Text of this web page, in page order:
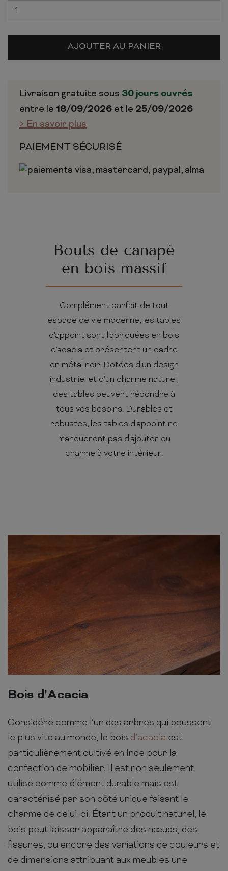
AJOUTER AU PANIER
Livraison gratuite sous 30 jours ouvrés
entre le 18/09/2026 et le 25/09/2026
> En savoir plus
PAIEMENT SÉCURISÉ
Bouts de canapé
en bois massif
Complément parfait de tout
espace de vie moderne, les tables
d'appoint sont fabriquées en bois
d'acacia et présentent un cadre
en métal noir. Dotées d'un design
industriel et d'un charme naturel,
ces tables peuvent répondre à
tous vos besoins. Durables et
robustes, les tables d'appoint ne
manqueront pas d'ajouter du
charme à votre intérieur.
Bois d’Acacia
Considéré comme l’un des arbres qui poussent
le plus vite au monde, le bois d’acacia est
particulièrement cultivé en Inde pour la
confection de mobilier. Il est non seulement
utilisé comme élément durable mais est
caractérisé par son côté unique faisant le
charme de celui-ci. Étant un produit naturel, le
bois peut laisser apparaître des nœuds, des
fissures, ou encore des variations de couleurs et
de dimensions attribuant aux meubles une